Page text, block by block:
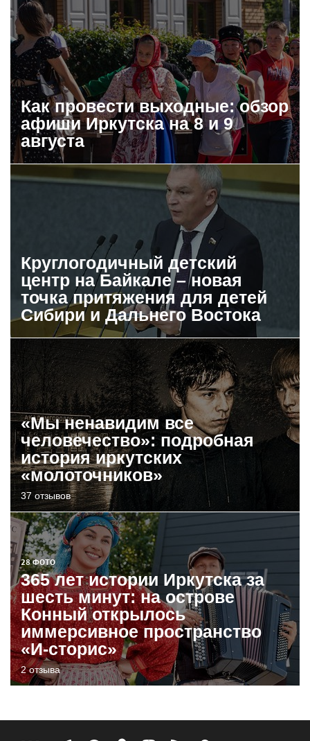
Как провести выходные: обзор
афиши Иркутска на 8 и 9
августа
Круглогодичный детский
центр на Байкале – новая
точка притяжения для детей
Сибири и Дальнего Востока
«Мы ненавидим все
человечество»: подробная
история иркутских
«молоточников»
37 отзывов
28 ФОТО
365 лет истории Иркутска за
шесть минут: на острове
Конный открылось
иммерсивное пространство
«И-сторис»
2 отзыва